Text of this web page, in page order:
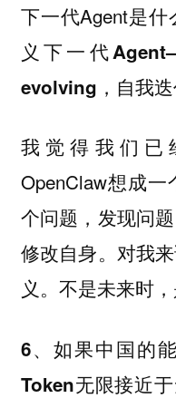
下一代Agent是什
义下一代
evolving，自我迭
我觉得我们已
OpenClaw想成
个问题，发现问
修改自身。对我
义。不是未来时，
6、如果中国的
Token无限接近